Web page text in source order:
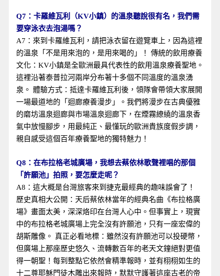
Q7：卡羅維瓦利（KV小鎮）的溫泉聽說很有名，我們需
要穿泳衣去泡湯嗎？
A7：來到卡羅維瓦利，請把泳衣留在遊覽車上，因為這裡
的溫泉「不是用來泡的，是用來喝的」！ 傳統的飲用療養
文化：KV小鎮是全歐洲最具代表性的飲用溫泉療養聖地。
這裡沿著泰普拉河兩岸分布著十多個不同溫度的溫泉湧
泉。 體驗方式：抵達卡羅維瓦利後，領隊會帶領大家展開
一場最道地的「迴廊療養漫步」。我們將漫步在古典優雅
的磨坊溫泉迴廊與市場溫泉迴廊下，在煙霧繚繞的溫泉香
氣中放慢腳步，用最純正、最懂玩的歐洲貴族度假步調，
親自感受這個百年療養聖地的獨特魅力！
Q8：在布拉格老城廣場，我想去蔡依林歌聲裡唱的那個
「許願池」拍照，要怎麼走呢？
A8：這大概是台灣旅客來到捷克最經典的趣味誤會了！
歷史真相大公開：天后蔡依林當年的經典名曲《布拉格廣
場》畫面太美，深深烙印在台灣人心中。但事實上，現實
中的布拉格老城廣場上完全沒有許願池，只有一座宏偉的
胡斯雕像。 真正必看地標：雖然沒有許願池可以投硬幣，
但廣場上那座歷史悠久、流轉數百年的老天文鐘絕對更值
得一朝聖！每到整點它依然會精準報時，並有栩栩如生的
十二尊耶穌門徒木雕出來報時，默默守護著這座古老的帝